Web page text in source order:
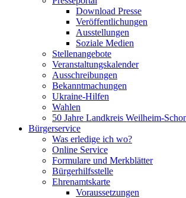
Download Presse
Veröffentlichungen
Ausstellungen
Soziale Medien
Stellenangebote
Veranstaltungskalender
Ausschreibungen
Bekanntmachungen
Ukraine-Hilfen
Wahlen
50 Jahre Landkreis Weilheim-
Bürgerservice
Was erledige ich wo?
Online Service
Formulare und Merkblätter
Bürgerhilfsstelle
Ehrenamtskarte
Voraussetzungen